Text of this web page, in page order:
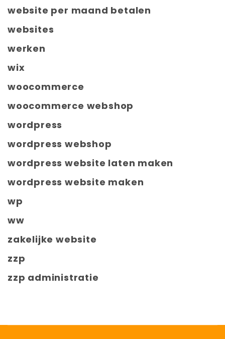
website per maand betalen
websites
werken
wix
woocommerce
woocommerce webshop
wordpress
wordpress webshop
wordpress website laten maken
wordpress website maken
wp
ww
zakelijke website
zzp
zzp administratie